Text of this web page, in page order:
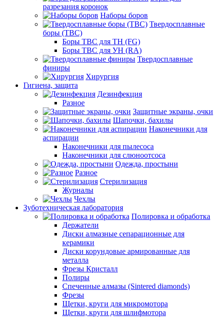
разрезания коронок
Наборы боров
Твердосплавные
боры (ТВС)
Боры ТВС для ТН (FG)
Боры ТВС для УН (RA)
Твердосплавные
финиры
Хирургия
Гигиена, защита
Дезинфекция
Разное
Защитные экраны, очки
Шапочки, бахилы
Наконечники для
аспирации
Наконечники для пылесоса
Наконечники для слюноотсоса
Одежда, простыни
Разное
Стерилизация
Журналы
Чехлы
Зуботехническая лаборатория
Полировка и обработка
Держатели
Диски алмазные сепарационные для
керамики
Диски корундовые армированные для
металла
Фрезы Кристалл
Полиры
Спеченные алмазы (Sintered diamonds)
Фрезы
Щетки, круги для микромотора
Щетки, круги для шлифмотора